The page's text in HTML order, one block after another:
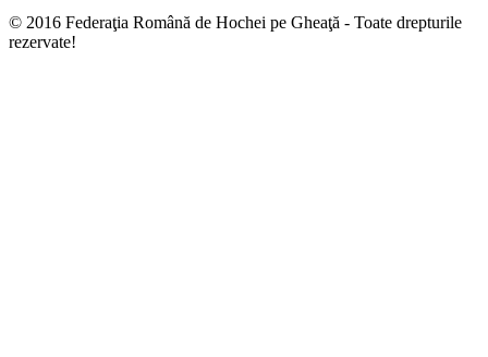
© 2016 Federaţia Română de Hochei pe Gheaţă - Toate drepturile
rezervate!